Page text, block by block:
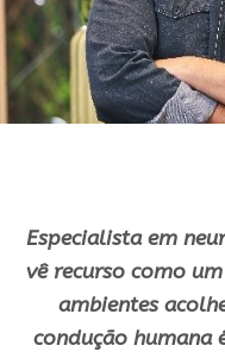
Especialista em
vê recurso como
ambientes
condução humana